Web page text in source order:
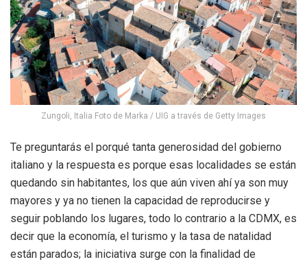
Zungoli, Italia Foto de Marka / UIG a través de Getty Images
Te preguntarás el porqué tanta generosidad del gobierno
italiano y la respuesta es porque esas localidades se están
quedando sin habitantes, los que aún viven ahí ya son muy
mayores y ya no tienen la capacidad de reproducirse y
seguir poblando los lugares, todo lo contrario a la CDMX, es
decir que la economía, el turismo y la tasa de natalidad
están parados; la iniciativa surge con la finalidad de